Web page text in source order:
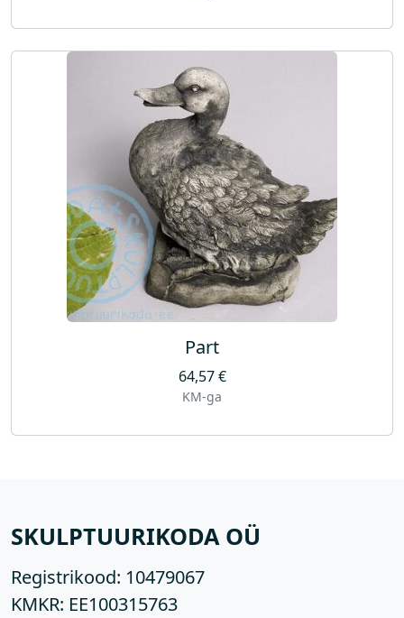
Part
64,57€
KM-ga
SKULPTUURIKODA OÜ
Registrikood: 10479067
KMKR: EE100315763